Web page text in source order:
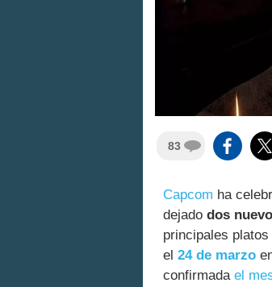
83
Capcom ha
dejado dos
principales
el 24 de marzo
confirmada el